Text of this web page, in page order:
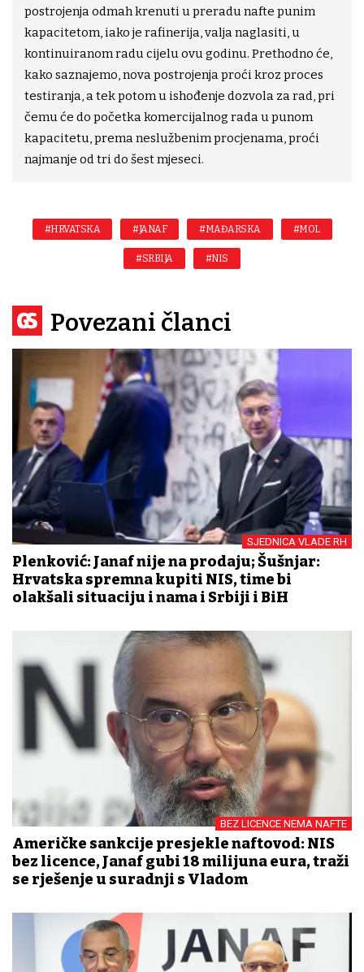
postrojenja odmah krenuti u preradu nafte punim
kapacitetom, iako je rafinerija, valja naglasiti, u
kontinuiranom radu cijelu ovu godinu. Prethodno će,
kako saznajemo, nova postrojenja proći kroz proces
testiranja, a tek potom u ishođenje dozvola za rad, pri
čemu će do početka komercijalnog rada u punom
kapacitetu, prema neslužbenim procjenama, proći
najmanje od tri do šest mjeseci.
#HRVATSKA #JANAF #MAĐARSKA #MOL
#SRBIJA #NIS
Povezani članci
SJEDNICA VLADE RH
Plenković: Janaf nije na prodaju; Šušnjar:
Hrvatska spremna kupiti NIS, time bi
olakšali situaciju i nama i Srbiji i BiH
BEZ LICENCE NEMA NAFTE
Američke sankcije presjekle naftovod: NIS
bez licence, Janaf gubi 18 milijuna eura, traži
se rješenje u suradnji s Vladom